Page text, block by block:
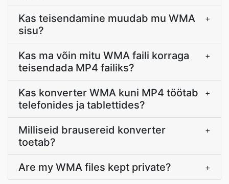
Kas teisendamine muudab mu WMA
sisu?
+
Kas ma võin mitu WMA faili korraga
teisendada MP4 failiks?
+
Kas konverter WMA kuni MP4 töötab
telefonides ja tablettides?
+
Milliseid brausereid konverter
toetab?
+
Are my WMA files kept private? +